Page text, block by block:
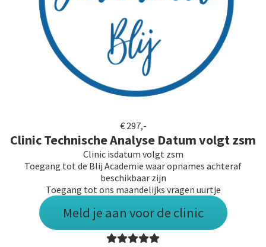
€ 297,-
Clinic Technische Analyse Datum volgt zsm
Clinic isdatum volgt zsm
Toegang tot de Blij Academie waar opnames achteraf
beschikbaar zijn
Toegang tot ons maandelijks vragen uurtje
Meld je aan voor de clinic